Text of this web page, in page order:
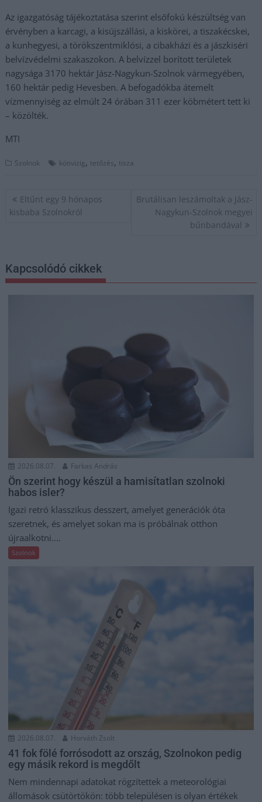
Az igazgatóság tájékoztatása szerint elsőfokú készültség van
érvényben a karcagi, a kisújszállási, a kiskörei, a tiszakécskei,
a kunhegyesi, a törökszentmiklósi, a cibakházi és a jászkiséri
belvízvédelmi szakaszokon. A belvízzel borított területek
nagysága 3170 hektár Jász-Nagykun-Szolnok vármegyében,
160 hektár pedig Hevesben. A befogadókba átemelt
vízmennyiség az elmúlt 24 órában 311 ezer köbmétert tett ki
– közölték.
MTI
Szolnok kötivizig, tetőzés, tisza
Bejegyzés
navigáció
Eltűnt egy 9 hónapos
kisbaba Szolnokról
Brutálisan leszámoltak a Jász-
Nagykun-Szolnok megyei
bűnbandával
Kapcsolódó cikkek
2026.08.07. Farkas András
Ön szerint hogy készül a hamisítatlan szolnoki
habos isler?
Igazi retró klasszikus desszert, amelyet generációk óta
szeretnek, és amelyet sokan ma is próbálnak otthon
újraalkotni....
Szolnok
2026.08.07. Horváth Zsolt
41 fok fölé forrósodott az ország, Szolnokon pedig
egy másik rekord is megdőlt
Nem mindennapi adatokat rögzítettek a meteorológiai
állomások csütörtökön: több településen is olyan értékek